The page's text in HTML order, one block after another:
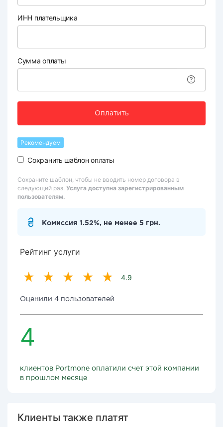
ИНН плательщика
Сумма оплаты
Оплатить
Рекомендуем
Сохранить шаблон оплаты
Сохраните шаблон, чтобы не вводить номер договора в
следующий раз. Услуга доступна зарегистрированным
пользователям.
Комиссия 1.52%, не менее 5 грн.
Рейтинг услуги
4.9
Оценили 4 пользователей
4
клиентов Portmone оплатили счет этой компании
в прошлом месяце
Клиенты также платят